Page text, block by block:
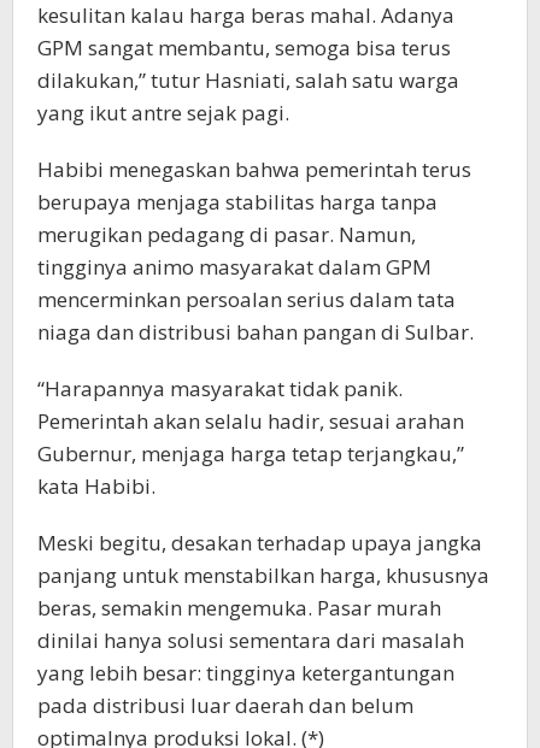
kesulitan kalau harga beras mahal. Adanya
GPM sangat membantu, semoga bisa terus
dilakukan,” tutur Hasniati, salah satu warga
yang ikut antre sejak pagi.
Habibi menegaskan bahwa pemerintah terus
berupaya menjaga stabilitas harga tanpa
merugikan pedagang di pasar. Namun,
tingginya animo masyarakat dalam GPM
mencerminkan persoalan serius dalam tata
niaga dan distribusi bahan pangan di Sulbar.
“Harapannya masyarakat tidak panik.
Pemerintah akan selalu hadir, sesuai arahan
Gubernur, menjaga harga tetap terjangkau,”
kata Habibi.
Meski begitu, desakan terhadap upaya jangka
panjang untuk menstabilkan harga, khususnya
beras, semakin mengemuka. Pasar murah
dinilai hanya solusi sementara dari masalah
yang lebih besar: tingginya ketergantungan
pada distribusi luar daerah dan belum
optimalnya produksi lokal. (*)